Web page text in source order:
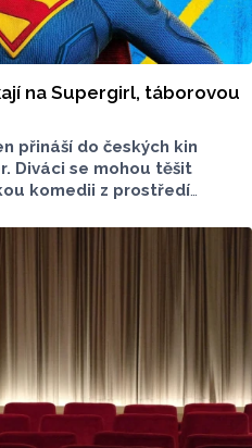
na Supergirl, táborovou
přináší do českých kin
Diváci se mohou těšit
komedii z prostředí
dny představil Radek
Cinemas.